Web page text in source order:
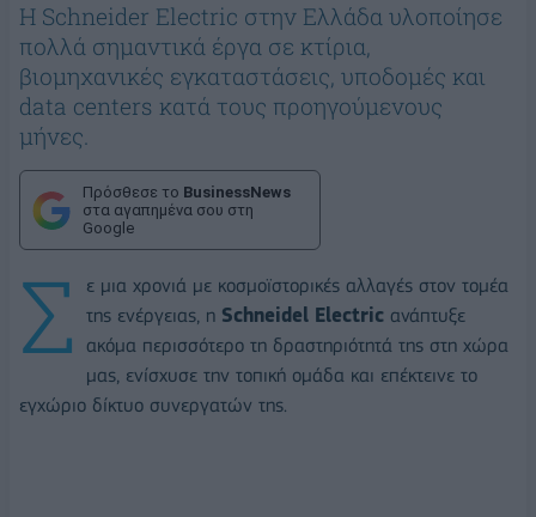
Η Schneider Electric στην Ελλάδα υλοποίησε
πολλά σημαντικά έργα σε κτίρια,
βιομηχανικές εγκαταστάσεις, υποδομές και
data centers κατά τους προηγούμενους
μήνες.
Πρόσθεσε το BusinessNews
στα αγαπημένα σου στη
Google
Σ
ε μια χρονιά με κοσμοϊστορικές αλλαγές στον τομέα
της ενέργειας, η Schneidel Electric ανάπτυξε
ακόμα περισσότερο τη δραστηριότητά της στη χώρα
μας, ενίσχυσε την τοπική ομάδα και επέκτεινε το
εγχώριο δίκτυο συνεργατών της.